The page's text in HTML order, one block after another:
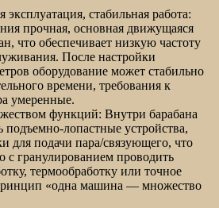
эксплуатация, стабильная работа:
прочная, основная движущаяся
что обеспечивает низкую частоту
После настройки
оборудование может стабильно
времени, требования к
умеренные.
функций: Внутри барабана
подъемно-лопастные устройства,
для подачи пара/связующего, что
с гранулированием проводить
термообработку или точное
«одна машина — множество